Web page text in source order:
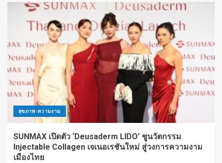
สุขภาพ-ความงาม
SUNMAX เปิดตัว ‘Deusaderm LIDO’ ชูนวัตกรรม
Injectable Collagen เจเนอเรชันใหม่ สู่วงการความงาม
เมืองไทย